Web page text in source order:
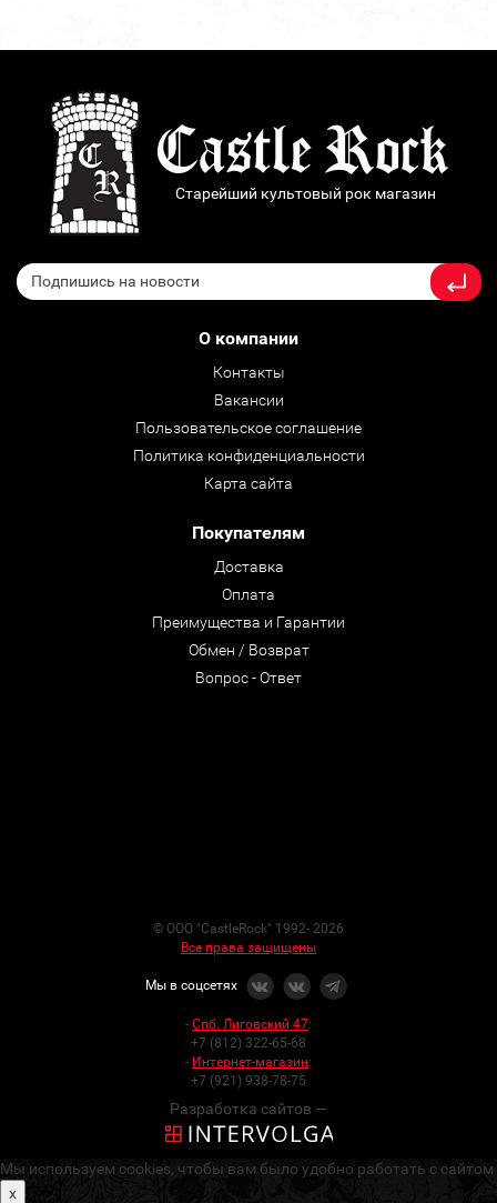
Старейший культовый рок магазин
О компании
Контакты
Вакансии
Пользовательское соглашение
Политика конфиденциальности
Карта сайта
Покупателям
Доставка
Оплата
Преимущества и Гарантии
Обмен / Возврат
Вопрос - Ответ
© ООО "CastleRock" 1992- 2026
Все права защищены
Мы в соцсетях
- Спб. Лиговский 47:
+7 (812) 322-65-68
- Интернет-магазин:
+7 (921) 938-78-75
Разработка сайтов —
Мы используем cookies, чтобы вам было удобно работать с сайтом
x